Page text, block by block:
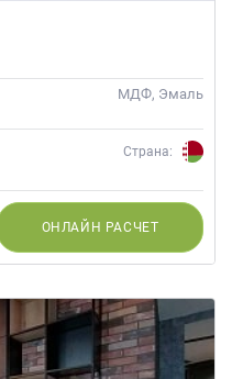
МДФ, Эмаль
Страна:
ОНЛАЙН РАСЧЕТ